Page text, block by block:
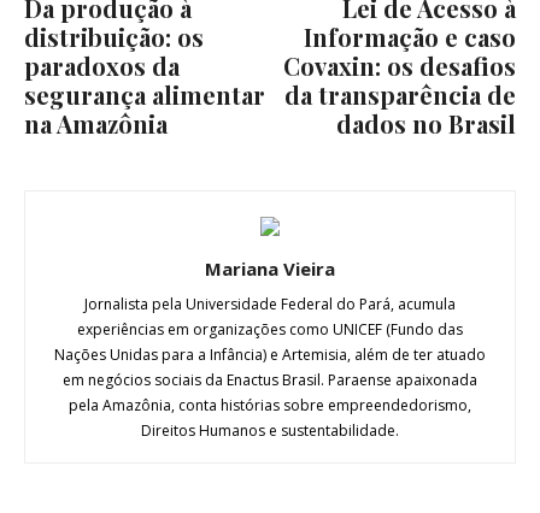
Da produção à
distribuição: os
paradoxos da
segurança alimentar
na Amazônia
Lei de Acesso à
Informação e caso
Covaxin: os desafios
da transparência de
dados no Brasil
Mariana Vieira
Jornalista pela Universidade Federal do Pará, acumula
experiências em organizações como UNICEF (Fundo das
Nações Unidas para a Infância) e Artemisia, além de ter atuado
em negócios sociais da Enactus Brasil. Paraense apaixonada
pela Amazônia, conta histórias sobre empreendedorismo,
Direitos Humanos e sustentabilidade.